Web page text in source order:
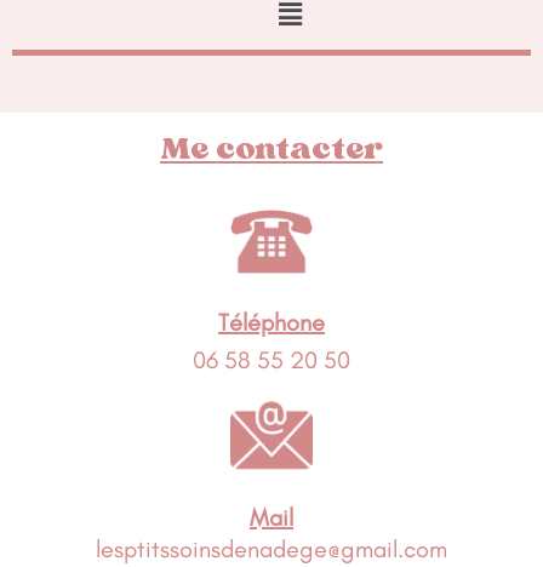
Me contacter
Téléphone
06 58 55 20 50
Mail
lesptitssoinsdenadege@gmail.com